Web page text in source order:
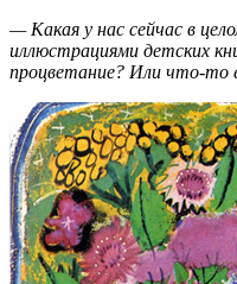
— Какая у нас сейчас в
иллюстрациями детских
процветание? Или что-то